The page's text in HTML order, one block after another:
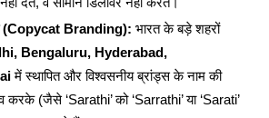
(Copycat Branding): भारत के बड़े शहरों
Bengaluru, Hyderabad,
में स्थापित और विश्वसनीय ब्रांड्स के नाम की
करके (जैसे ‘Sarathi’ को ‘Sarrathi’ या ‘Sarati’